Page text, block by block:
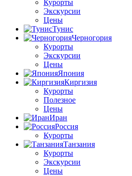
Курорты
Экскурсии
Цены
Тунис
Черногория
Курорты
Экскурсии
Цены
Япония
Киргизия
Курорты
Полезное
Цены
Иран
Россия
Курорты
Танзания
Курорты
Экскурсии
Цены